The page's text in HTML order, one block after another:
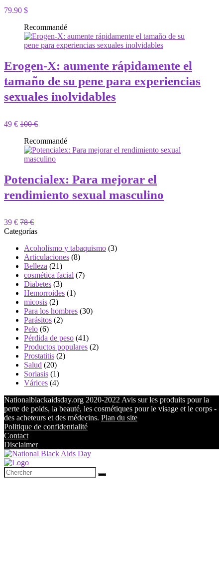
79.90 $
Recommandé
Erogen-X: aumente rápidamente el
tamaño de su pene para experiencias
sexuales inolvidables
49 € 100 €
Recommandé
Potencialex: Para mejorar el
rendimiento sexual masculino
39 € 78 €
Categorías
Acoholismo y tabaquismo (3)
Articulaciones (8)
Belleza (21)
cosmética facial (7)
Diabetes (3)
Hemorroides (1)
micosis (2)
Para los hombres (30)
Parásitos (2)
Pelo (6)
Pérdida de peso (41)
Productos populares (2)
Prostatitis (2)
Salud (20)
Soriasis (1)
Várices (4)
Nationalblackaidsday.org 2020-2022 Avis sur les produits pour la
perte de poids, la beauté, les cosmétiques pour le visage et le corps -
des acheteurs et des médecins. Plan du site
Politique de confidentialité
Contact
Disclaimer